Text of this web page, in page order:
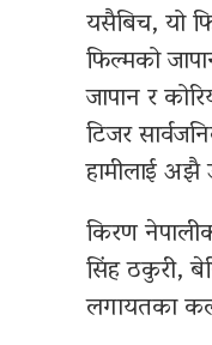
यसैबिच, यो
फिल्मको
जापान र
टिजर
हामीलाई अझै
किरण
सिंह ठकुरी,
लगायतका